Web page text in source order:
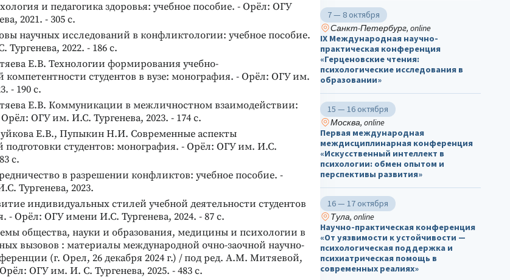
и педагогика здоровья: учебное пособие. - Орёл: ОГУ
2021. - 305 с.
научных исследований в конфликтологии: учебное пособие.
2022. - 186 с.
Е.В. Технологии формирования учебно-
компетентности студентов в вузе: монография. - Орёл: ОГУ им.
- 190 с.
Е.В. Коммуникации в межличностном взаимодействии:
ОГУ им. И.С. Тургенева, 2023. - 174 с.
Е.В., Пупыкин Н.И. Современные аспекты
подготовки студентов: монография. - Орёл: ОГУ им. И.С.
с.
в разрешении конфликтов: учебное пособие. -
Тургенева, 2023.
индивидуальных стилей учебной деятельности студентов
- Орёл: ОГУ имени И.С. Тургенева, 2024. - 87 с.
общества, науки и образования, медицины и психологии в
вызовов : материалы международной очно-заочной научно-
(г. Орел, 26 декабря 2024 г.) / под ред. А.М. Митяевой,
ОГУ им. И. С. Тургенева, 2025. - 483 с.
7 — 8 октября
Санкт-Петербург, online
IX Международная научно-
практическая конференция
«Герценовские чтения:
психологические исследования в
образовании»
15 — 16 октября
Москва, online
Первая международная
междисциплинарная конференция
«Искусственный интеллект в
психологии: обмен опытом и
перспективы развития»
16 — 17 октября
Тула, online
Научно-практическая конференция
«От уязвимости к устойчивости —
психологическая поддержка и
психиатрическая помощь в
современных реалиях»